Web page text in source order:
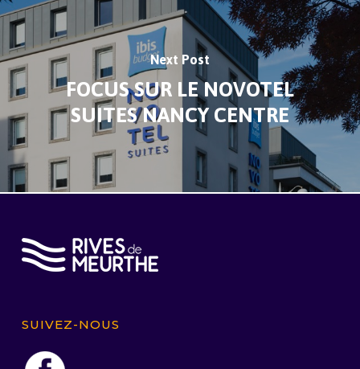
Next Post
FOCUS SUR LE NOVOTEL
SUITES NANCY CENTRE
SUIVEZ-NOUS